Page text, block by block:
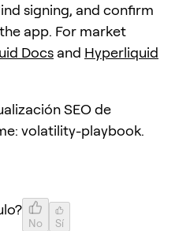
signing, and confirm
app. For market
Docs and Hyperliquid
SEO de
volatility-playbook.
No Sí